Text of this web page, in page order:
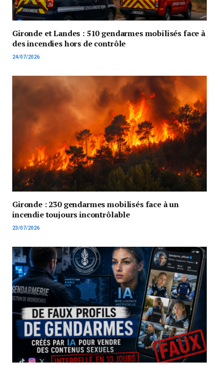
Gironde et Landes : 510 gendarmes mobilisés face à
des incendies hors de contrôle
24/07/2026
Gironde : 230 gendarmes mobilisés face à un
incendie toujours incontrôlable
23/07/2026